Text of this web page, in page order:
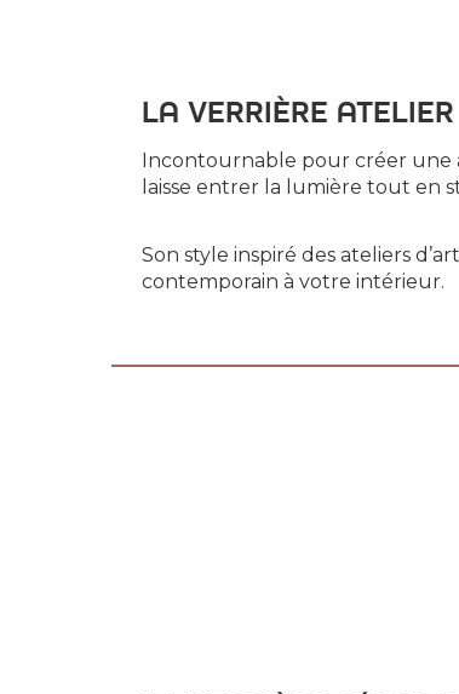
LA VERRIÈRE ATELIER
Incontournable pour créer une
laisse entrer la lumière tout en
Son style inspiré des ateliers
contemporain à votre intérieur.